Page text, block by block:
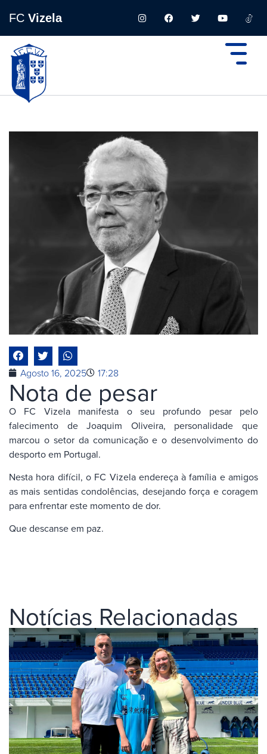
FC Vizela
Agosto 16, 2025 17:28
Nota de pesar
O FC Vizela manifesta o seu profundo pesar pelo
falecimento de Joaquim Oliveira, personalidade que
marcou o setor da comunicação e o desenvolvimento do
desporto em Portugal.
Nesta hora difícil, o FC Vizela endereça à família e amigos
as mais sentidas condolências, desejando força e coragem
para enfrentar este momento de dor.
Que descanse em paz.
Notícias Relacionadas